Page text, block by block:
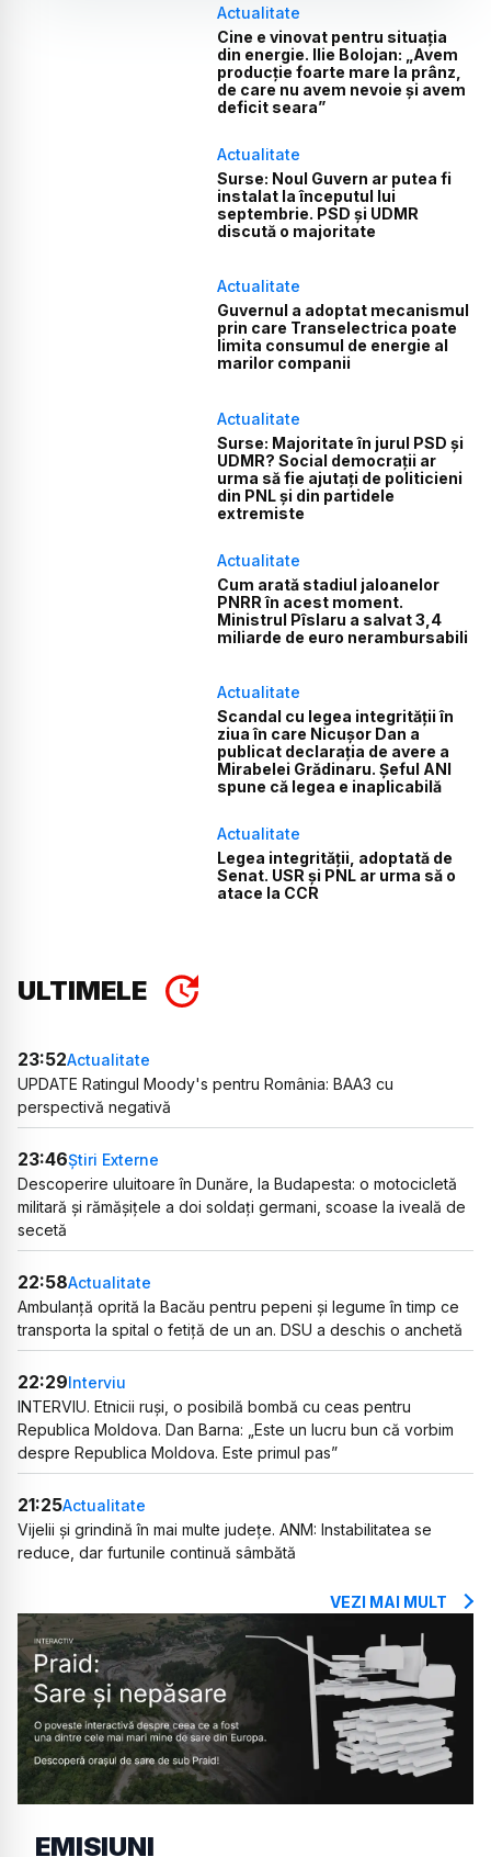
Actualitate
Cine e vinovat pentru situația
din energie. Ilie Bolojan: „Avem
producție foarte mare la prânz,
de care nu avem nevoie și avem
deficit seara”
Actualitate
Surse: Noul Guvern ar putea fi
instalat la începutul lui
septembrie. PSD și UDMR
discută o majoritate
Actualitate
Guvernul a adoptat mecanismul
prin care Transelectrica poate
limita consumul de energie al
marilor companii
Actualitate
Surse: Majoritate în jurul PSD și
UDMR? Social democrații ar
urma să fie ajutați de politicieni
din PNL și din partidele
extremiste
Actualitate
Cum arată stadiul jaloanelor
PNRR în acest moment.
Ministrul Pîslaru a salvat 3,4
miliarde de euro nerambursabili
Actualitate
Scandal cu legea integrității în
ziua în care Nicușor Dan a
publicat declarația de avere a
Mirabelei Grădinaru. Șeful ANI
spune că legea e inaplicabilă
Actualitate
Legea integrității, adoptată de
Senat. USR și PNL ar urma să o
atace la CCR
ULTIMELE
23:52Actualitate
UPDATE Ratingul Moody's pentru România: BAA3 cu
perspectivă negativă
23:46Știri Externe
Descoperire uluitoare în Dunăre, la Budapesta: o motocicletă
militară și rămășițele a doi soldați germani, scoase la iveală de
secetă
22:58Actualitate
Ambulanță oprită la Bacău pentru pepeni și legume în timp ce
transporta la spital o fetiță de un an. DSU a deschis o anchetă
22:29Interviu
INTERVIU. Etnicii ruși, o posibilă bombă cu ceas pentru
Republica Moldova. Dan Barna: „Este un lucru bun că vorbim
despre Republica Moldova. Este primul pas”
21:25Actualitate
Vijelii și grindină în mai multe județe. ANM: Instabilitatea se
reduce, dar furtunile continuă sâmbătă
VEZI MAI MULT
EMISIUNI